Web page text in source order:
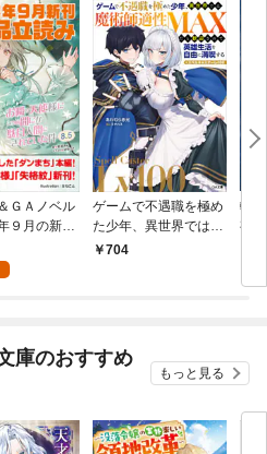
ＧＡノベル
９月の新
読み（合
ゲームで不遇職を極め
た少年、異世界では魔
術師適性ＭＡＸだと歓
704
転
有
庫のおすすめ
もっと見る